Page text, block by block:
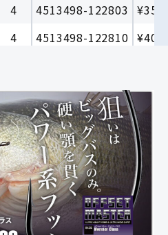
4 4513498-122803 ¥350
4 4513498-122810 ¥400